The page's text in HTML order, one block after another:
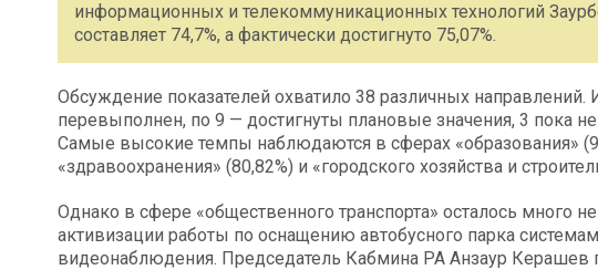
информационных и телекоммуникационных технологий
составляет 74,7%, а фактически достигнуто 75,07%.
Обсуждение показателей охватило 38 различных направлений.
перевыполнен, по 9 — достигнуты плановые значения, 3 пока не
Самые высокие темпы наблюдаются в сферах «образования»
«здравоохранения» (80,82%) и «городского хозяйства и
Однако в сфере «общественного транспорта» осталось много
активизации работы по оснащению автобусного парка
видеонаблюдения. Председатель Кабмина РА Анзаур Керашев